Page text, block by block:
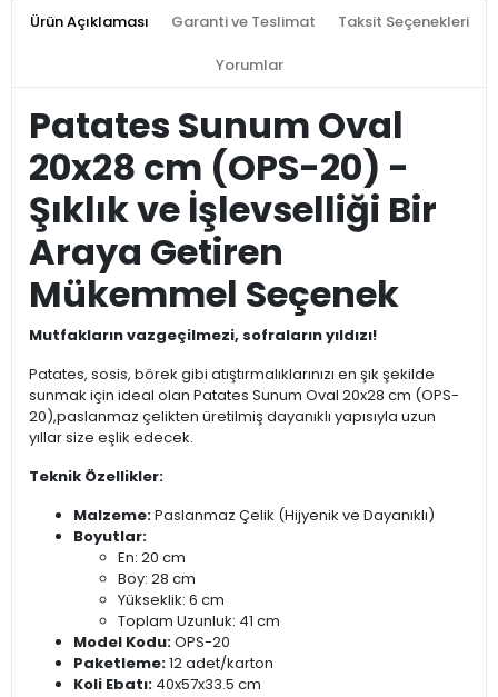
Ürün Açıklaması Garanti ve Teslimat Taksit Seçenekleri
Yorumlar
Patates Sunum Oval
20x28 cm (OPS-20) -
Şıklık ve İşlevselliği Bir
Araya Getiren
Mükemmel Seçenek
Mutfakların vazgeçilmezi, sofraların yıldızı!
Patates, sosis, börek gibi atıştırmalıklarınızı en şık şekilde
sunmak için ideal olan Patates Sunum Oval 20x28 cm (OPS-
20),paslanmaz çelikten üretilmiş dayanıklı yapısıyla uzun
yıllar size eşlik edecek.
Teknik Özellikler:
Malzeme:Paslanmaz Çelik (Hijyenik ve Dayanıklı)
Boyutlar:
En: 20 cm
Boy: 28 cm
Yükseklik: 6 cm
Toplam Uzunluk: 41 cm
Model Kodu:OPS-20
Paketleme:12 adet/karton
Koli Ebatı: 40x57x33.5 cm